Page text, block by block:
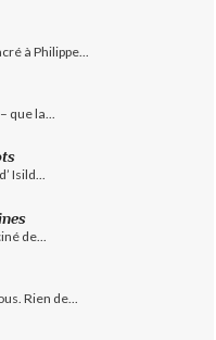
à Philippe...
la...
Isild...
de...
Rien de...